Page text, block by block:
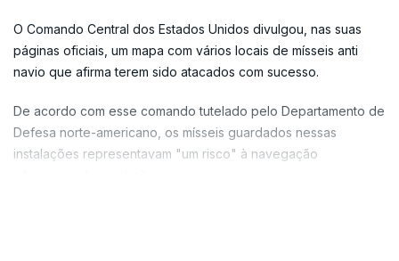
O Comando Central dos Estados Unidos divulgou, nas suas
páginas oficiais, um mapa com vários locais de mísseis anti
navio que afirma terem sido atacados com sucesso.
De acordo com esse comando tutelado pelo Departamento de
Defesa norte-americano, os mísseis guardados nessas
instalações representavam "um risco" à navegação